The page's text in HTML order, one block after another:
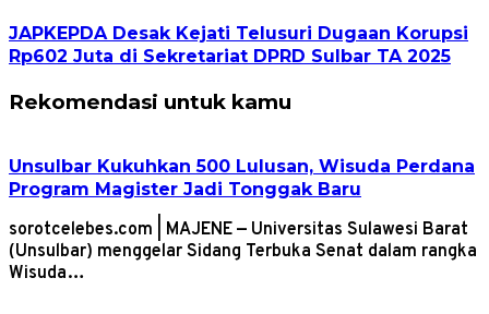
JAPKEPDA Desak Kejati Telusuri Dugaan Korupsi
Rp602 Juta di Sekretariat DPRD Sulbar TA 2025
Rekomendasi untuk kamu
Unsulbar Kukuhkan 500 Lulusan, Wisuda Perdana
Program Magister Jadi Tonggak Baru
sorotcelebes.com | MAJENE — Universitas Sulawesi Barat
(Unsulbar) menggelar Sidang Terbuka Senat dalam rangka
Wisuda…